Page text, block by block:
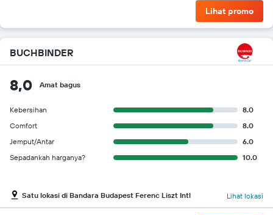
Lihat promo
BUCHBINDER
8,0 Amat bagus
Kebersihan
8.0
Comfort
8.0
Jemput/Antar
6.0
Sepadankah harganya?
10.0
Satu lokasi di Bandara Budapest Ferenc Liszt Intl Lihat lokasi